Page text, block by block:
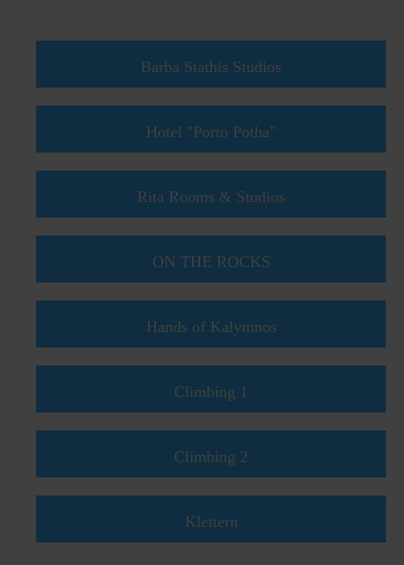
Barba Stathis Studios
Hotel "Porto Potha"
Rita Rooms & Studios
ON THE ROCKS
Hands of Kalymnos
Climbing 1
Climbing 2
Klettern